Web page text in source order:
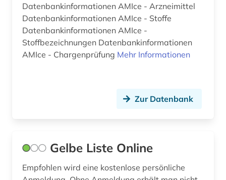
Datenbankinformationen AMIce - Arzneimittel
Datenbankinformationen AMIce - Stoffe
Datenbankinformationen AMIce -
Stoffbezeichnungen Datenbankinformationen
AMIce - Chargenprüfung Mehr Informationen
Zur Datenbank
Gelbe Liste Online
Empfohlen wird eine kostenlose persönliche